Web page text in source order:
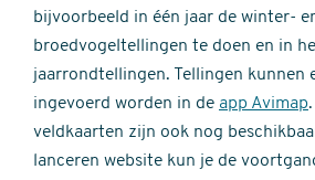
bijvoorbeeld in één jaar de winter-
broedvogeltellingen te doen en in
jaarrondtellingen. Tellingen kunnen
ingevoerd worden in de app Avimap
veldkaarten zijn ook nog
lanceren website kun je de